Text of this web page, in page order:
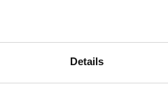
Details
Många slags verk som